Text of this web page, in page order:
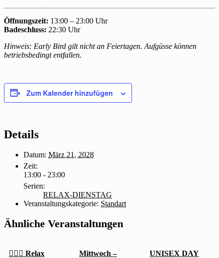
Öffnungszeit: 13:00 – 23:00 Uhr
Badeschluss: 22:30 Uhr
Hinweis: Early Bird gilt nicht an Feiertagen. Aufgüsse können
betriebsbedingt entfallen.
Zum Kalender hinzufügen
Details
Datum: März 21, 2028
Zeit:
13:00 - 23:00
Serien:
RELAX-DIENSTAG
Veranstaltungskategorie: Standart
Ähnliche Veranstaltungen
🧖‍♂️✨ Relax
Mittwoch –
UNISEX DAY